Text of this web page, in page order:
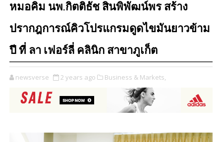
หมอคิม นพ.กิตติธัช สินพิพัฒน์พร สร้าง
ปรากฎการณ์คิวโปรแกรมดูดไขมันยาวข้าม
ปี ที่ ลา เฟอร์ลี่ คลินิก สาขาภูเก็ต
newsverse 2 years ago Business & Markets,